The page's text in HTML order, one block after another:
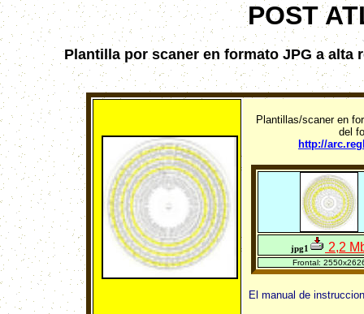
POST
Plantilla por scaner en formato JPG a
Plantillas/scaner en
del
http://
jpg1 2,2
Frontal:
El manual de